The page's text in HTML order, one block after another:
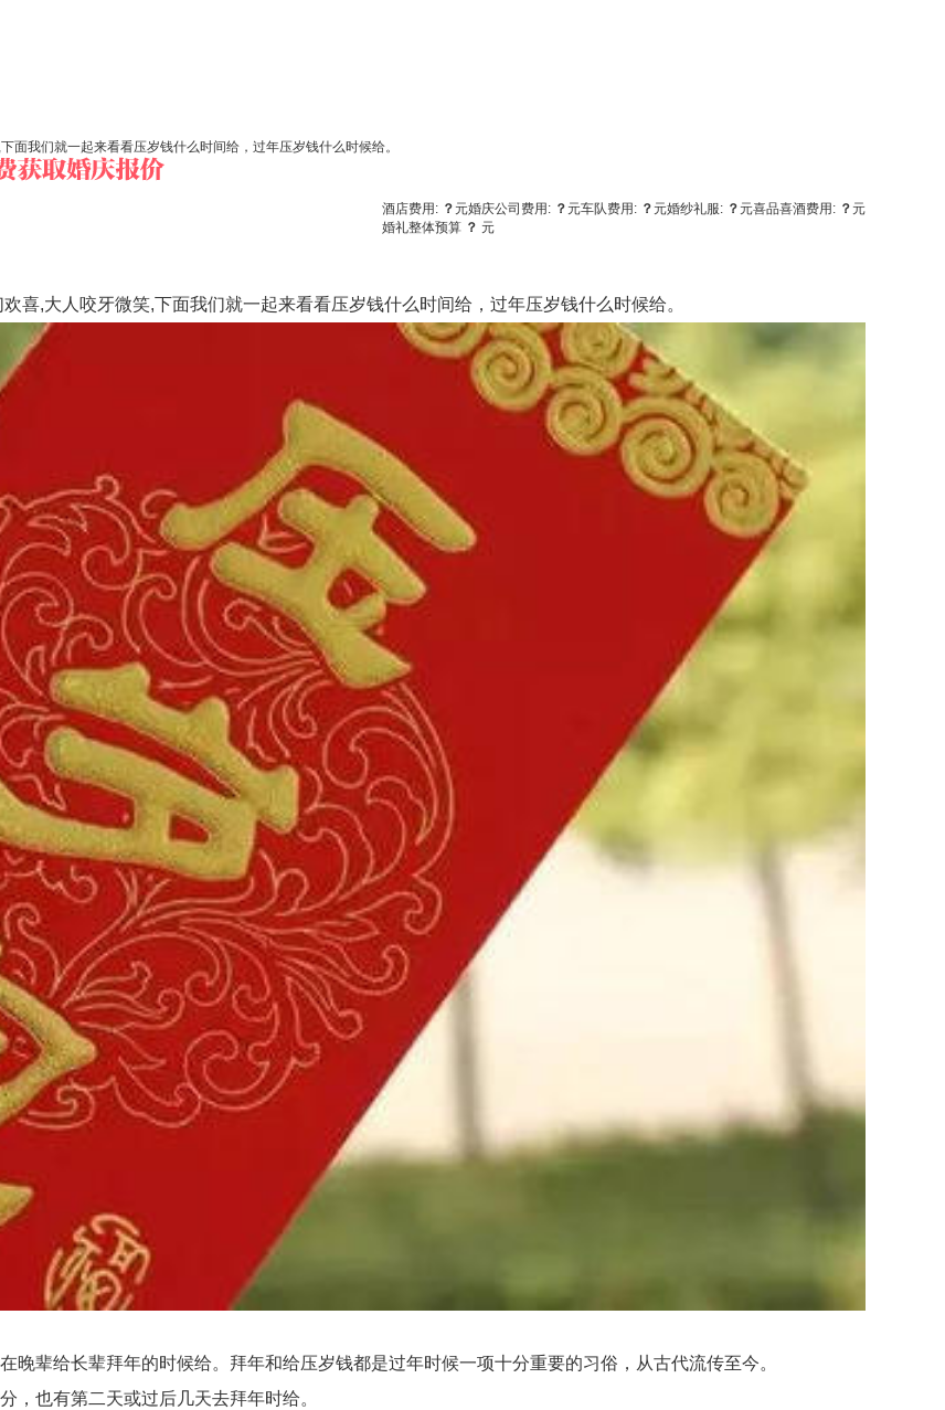
我们就一起来看看压岁钱什么时间给，过年压岁钱什么时候给。
酒店费用: ？元婚庆公司费用: ？元车队费用: ？元婚纱礼服: ？元喜品喜酒费用: ？元
婚礼整体预算 ？ 元
,大人咬牙微笑,下面我们就一起来看看压岁钱什么时间给，过年压岁钱什么时候给。
辈给长辈拜年的时候给。拜年和给压岁钱都是过年时候一项十分重要的习俗，从古代流传至今。
也有第二天或过后几天去拜年时给。